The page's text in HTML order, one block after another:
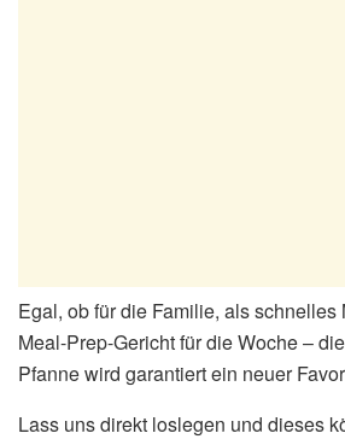
Egal, ob für die Familie, als
Meal-Prep-Gericht für die Woche –
Pfanne wird garantiert ein neuer
Lass uns direkt loslegen und dieses